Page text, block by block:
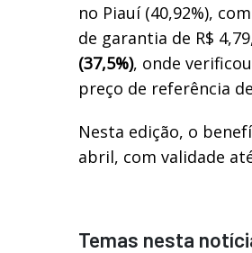
no Piauí (40,92%),
de garantia de R$
(37,5%), onde
preço de referência
Nesta edição, o
abril, com validade
Temas nesta